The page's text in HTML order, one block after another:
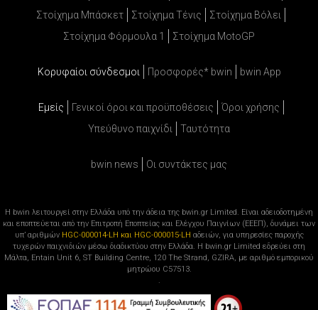
Στοίχημα Μπάσκετ
Στοίχημα Τένις
Στοίχημα Βόλει
Στοίχημα Φόρμουλα 1
Στοίχημα MotoGP
Κορυφαίοι σύνδεσμοι Προσφορές* bwin bwin App
Εμείς Γενικοί όροι και προϋποθέσεις
Όροι χρήσης
Υπεύθυνο παιχνίδι
Ταυτότητα
bwin news Oι συντάκτες μας
Η bwin λειτουργεί στην Ελλάδα υπό την άδεια της bwin.gr Limited. Είναι αδειοδοτημένη
και εποπτεύεται από την Επιτροπή Εποπτείας και Ελέγχου Παιγνίων (ΕΕΕΠ), δυνάμει των
υπ’ αριθμών HGC-000014-LH και HGC-000015-LH αδειών, για υπηρεσίες παροχής
τυχερών παιχνιδιών μέσω διαδικτύου στην Ελλάδα. Η bwin.gr Limited εδρεύει στη
Μάλτα, Entain Unit 6, ST Building Centre, 120 The Strand, GZIRA, με αριθμό εμπορικού
μητρώου C57513.
.